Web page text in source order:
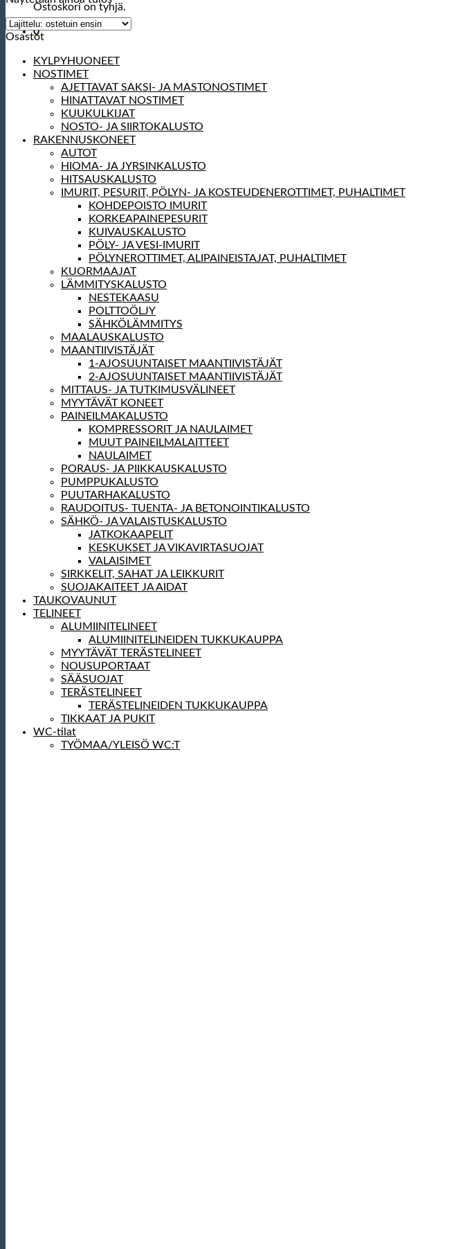
Ostoskori on tyhjä.
0
Osastot
KYLPYHUONEET
NOSTIMET
AJETTAVAT SAKSI- JA MASTONOSTIMET
HINATTAVAT NOSTIMET
KUUKULKIJAT
NOSTO- JA SIIRTOKALUSTO
RAKENNUSKONEET
AUTOT
HIOMA- JA JYRSINKALUSTO
HITSAUSKALUSTO
IMURIT, PESURIT, PÖLYN- JA KOSTEUDENEROTTIMET, PUHALTIMET
KOHDEPOISTO IMURIT
KORKEAPAINEPESURIT
KUIVAUSKALUSTO
PÖLY- JA VESI-IMURIT
PÖLYNEROTTIMET, ALIPAINEISTAJAT, PUHALTIMET
KUORMAAJAT
LÄMMITYSKALUSTO
NESTEKAASU
POLTTOÖLJY
SÄHKÖLÄMMITYS
MAALAUSKALUSTO
MAANTIIVISTÄJÄT
1-AJOSUUNTAISET MAANTIIVISTÄJÄT
2-AJOSUUNTAISET MAANTIIVISTÄJÄT
MITTAUS- JA TUTKIMUSVÄLINEET
MYYTÄVÄT KONEET
PAINEILMAKALUSTO
KOMPRESSORIT JA NAULAIMET
MUUT PAINEILMALAITTEET
NAULAIMET
PORAUS- JA PIIKKAUSKALUSTO
PUMPPUKALUSTO
PUUTARHAKALUSTO
RAUDOITUS- TUENTA- JA BETONOINTIKALUSTO
SÄHKÖ- JA VALAISTUSKALUSTO
JATKOKAAPELIT
KESKUKSET JA VIKAVIRTASUOJAT
VALAISIMET
SIRKKELIT, SAHAT JA LEIKKURIT
SUOJAKAITEET JA AIDAT
TAUKOVAUNUT
TELINEET
ALUMIINITELINEET
ALUMIINITELINEIDEN TUKKUKAUPPA
MYYTÄVÄT TERÄSTELINEET
NOUSUPORTAAT
SÄÄSUOJAT
TERÄSTELINEET
TERÄSTELINEIDEN TUKKUKAUPPA
TIKKAAT JA PUKIT
WC-tilat
TYÖMAA/YLEISÖ WC:T